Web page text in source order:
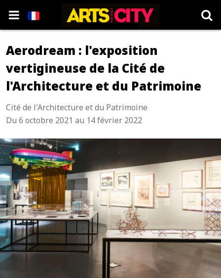
Aerodream : l'exposition
vertigineuse de la Cité de
l'Architecture et du Patrimoine
Cité de l'Architecture et du Patrimoine
Du 6 octobre 2021 au 14 février 2022